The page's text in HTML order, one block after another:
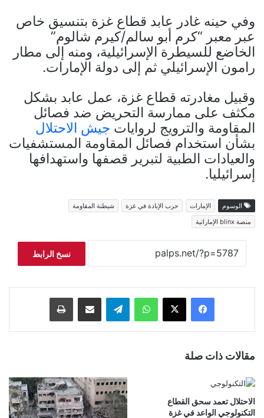
وفي حينه غادر عابد قطاع غزة بتنسيق خاص
عبر معبر “كرم أبو سالم/كيرم شالوم”
الخاضع للسيطرة الإسرائيلية، ومنه إلى مطار
رامون الإسرائيلي ثم إلى دولة الإمارات.
وقبيل مغادرته قطاع غزة، عمل عابد بشكل
مكثف على ممارسة التحريض ضد فصائل
المقاومة والترويج لروايات جيش الاحتلال
بشأن استخدام فصائل المقاومة المستشفيات
والعيادات الطبية لتبرير قصفها واستهدافها
إسرائيليا.
الوسوم الإمارات حرب الإبادة في غزة
شيطنة المقاومة
منصة blinx الإماراتية
نسخ الرابط
فيسبوك ‫X واتساب تيلقرام مشاركة عبر البريد طباعة
مقالات ذات صلة
الاحتلال تعمد سحق القطاع
التكنولوجي الواعد في غزة